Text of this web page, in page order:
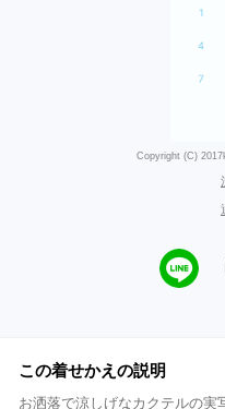
Copyright (C)
この着せかえの説明
お洒落で涼しげなカクテルの